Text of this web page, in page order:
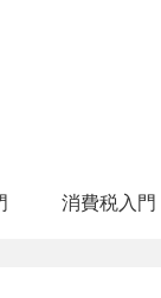
消費税入門